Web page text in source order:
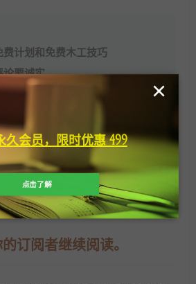
费计划和免费木工技巧
论要诚实。
品。
你的用户的免费提示。
内把钱放进你的口袋。但这
订阅者继续阅读。
久会员，限时优惠 499
点击了解
×